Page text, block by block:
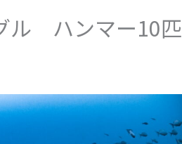
ル ハンマー10匹